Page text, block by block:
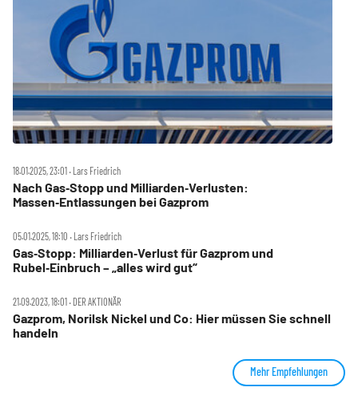
18.01.2025, 23:01 ‧ Lars Friedrich
Nach Gas‑Stopp und Milliarden‑Verlusten:
Massen‑Entlassungen bei Gazprom
05.01.2025, 18:10 ‧ Lars Friedrich
Gas‑Stopp: Milliarden‑Verlust für Gazprom und
Rubel‑Einbruch – „alles wird gut“
21.09.2023, 18:01 ‧ DER AKTIONÄR
Gazprom, Norilsk Nickel und Co: Hier müssen Sie schnell
handeln
Mehr Empfehlungen